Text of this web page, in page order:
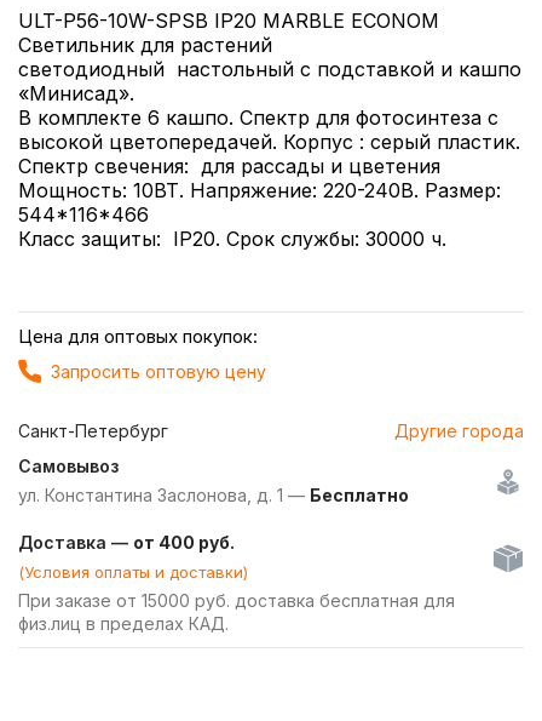
ULT-P56-10W-SPSB IP20 MARBLE ECONOM
Светильник для растений
светодиодный настольный с подставкой и кашпо
«Минисад».
В комплекте 6 кашпо. Спектр для фотосинтеза с
высокой цветопередачей. Корпус : серый пластик.
Спектр свечения: для рассады и цветения
Мощность: 10ВТ. Напряжение: 220-240В. Размер:
544*116*466
Класс защиты: IP20. Срок службы: 30000 ч.
Цена для оптовых покупок:
Запросить оптовую цену
Санкт-Петербург
Другие города
Самовывоз
ул. Константина Заслонова, д. 1 — Бесплатно
Доставка — от 400 руб.
(Условия оплаты и доставки)
При заказе от 15000 руб. доставка бесплатная для
физ.лиц в пределах КАД.